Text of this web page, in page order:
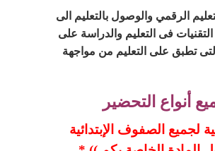
الرقمي والوصول بالتعليم الى
فى التعليم والدراسة على
تطبق على التعليم من مواجهة
أنواع التحضير
لجميع الصفوف الإبتدائية